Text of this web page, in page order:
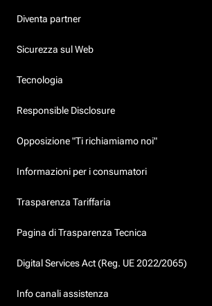
Diventa partner
Sicurezza sul Web
Tecnologia
Responsible Disclosure
Opposizione "Ti richiamiamo noi"
Informazioni per i consumatori
Trasparenza Tariffaria
Pagina di Trasparenza Tecnica
Digital Services Act (Reg. UE 2022/2065)
Info canali assistenza